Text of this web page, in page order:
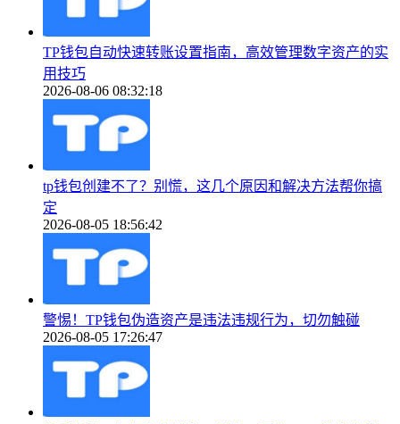
TP钱包自动快速转账设置指南，高效管理数字资产的实
用技巧
2026-08-06 08:32:18
tp钱包创建不了？别慌，这几个原因和解决方法帮你搞
定
2026-08-05 18:56:42
警惕！TP钱包伪造资产是违法违规行为，切勿触碰
2026-08-05 17:26:47